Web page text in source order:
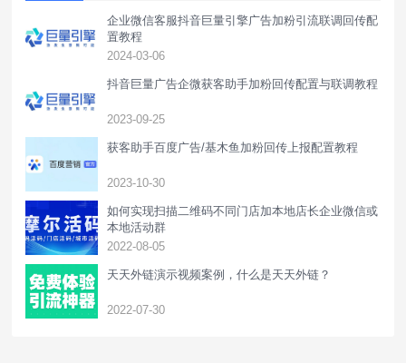
企业微信客服抖音巨量引擎广告加粉引流联调回传配
置教程
2024-03-06
抖音巨量广告企微获客助手加粉回传配置与联调教程
2023-09-25
获客助手百度广告/基木鱼加粉回传上报配置教程
2023-10-30
如何实现扫描二维码不同门店加本地店长企业微信或
本地活动群
2022-08-05
天天外链演示视频案例，什么是天天外链？
2022-07-30